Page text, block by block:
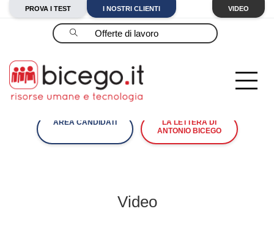
PROVA I TEST I NOSTRI CLIENTI VIDEO
Cerca
AREA CANDIDATI
LA LETTERA DI
ANTONIO BICEGO
Video